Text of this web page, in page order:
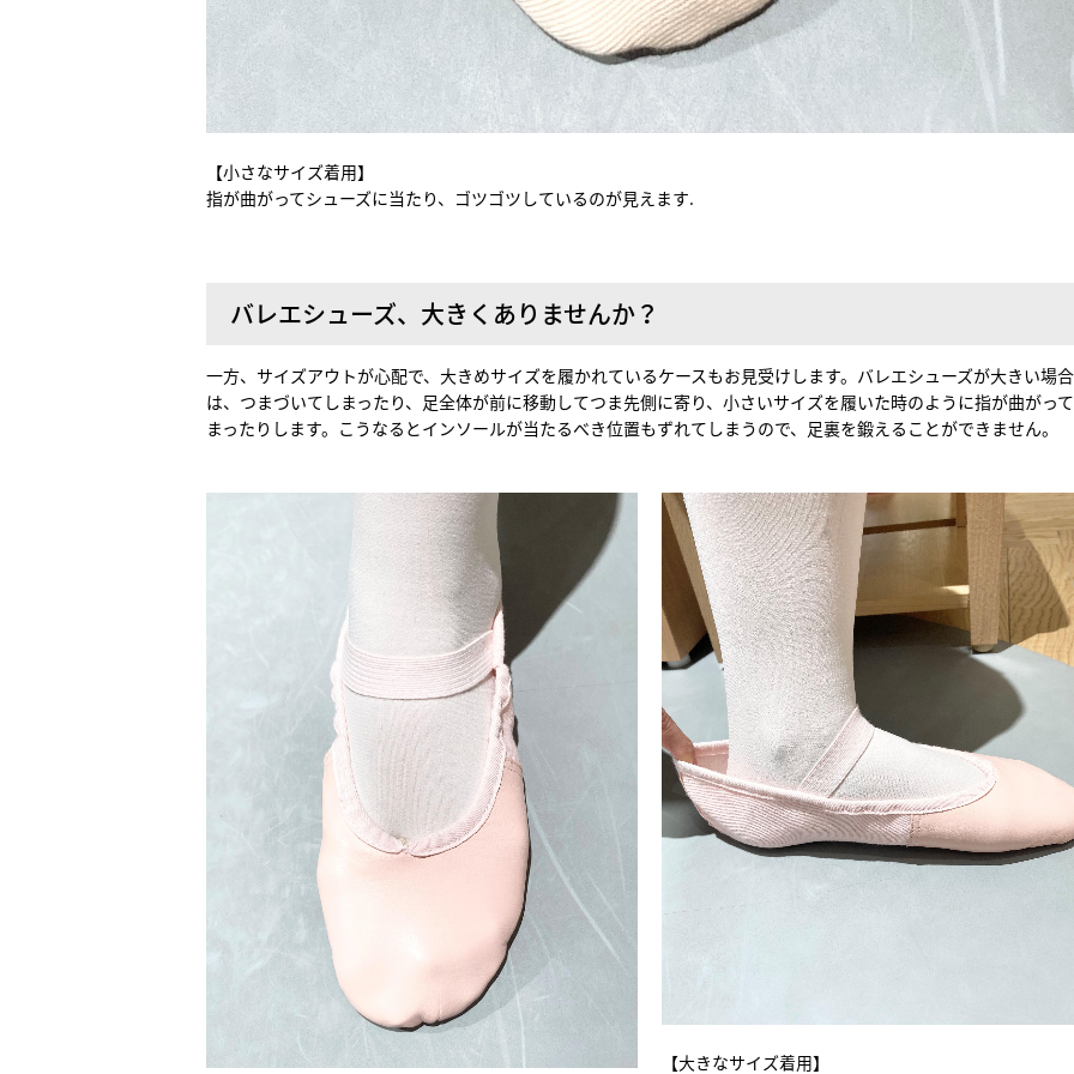
【小さなサイズ着用】
指が曲がってシューズに当たり、ゴツゴツしているのが見えます.
バレエシューズ、大きくありませんか？
一方、サイズアウトが心配で、大きめサイズを履かれているケースもお見受けします。バレエシューズが大きい場合
は、つまづいてしまったり、足全体が前に移動してつま先側に寄り、小さいサイズを履いた時のように指が曲がっ
まったりします。こうなるとインソールが当たるべき位置もずれてしまうので、足裏を鍛えることができません。
【大きなサイズ着用】